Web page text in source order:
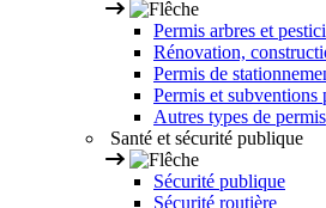
Permis arbres et
Rénovation,
Permis de
Permis et subventions
Autres types de permis
Santé et sécurité publique
Sécurité publique
Sécurité routière